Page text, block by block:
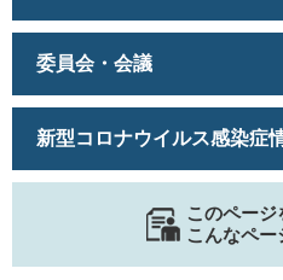
委員会・会議
新型コロナウイルス感染症
このページ
こんなペー